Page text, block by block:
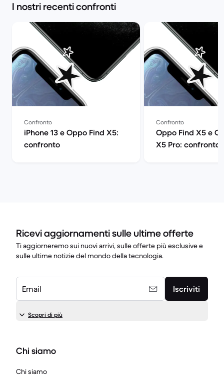
I nostri recenti confronti
Confronto
iPhone 13 e Oppo Find X5:
confronto
Confronto
Oppo Find X5 e
X5 Pro: confronto
Ricevi aggiornamenti sulle ultime offerte
Ti aggiorneremo sui nuovi arrivi, sulle offerte più esclusive e
sulle ultime notizie del mondo della tecnologia.
Email Iscriviti
Scopri di più
Chi siamo
Chi siamo